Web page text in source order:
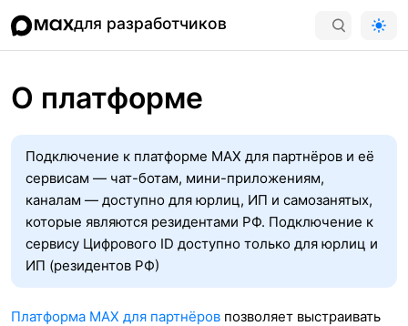
для разработчиков
О платформе
Подключение к платформе MAX для партнёров и её
сервисам — чат-ботам, мини-приложениям,
каналам — доступно для юрлиц, ИП и самозанятых,
которые являются резидентами РФ. Подключение к
сервису Цифрового ID доступно только для юрлиц и
ИП (резидентов РФ)
Платформа MAX для партнёров позволяет выстраивать